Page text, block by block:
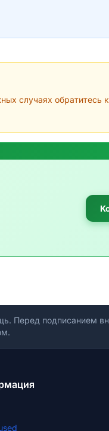
случаях обратитесь
Перед подписанием